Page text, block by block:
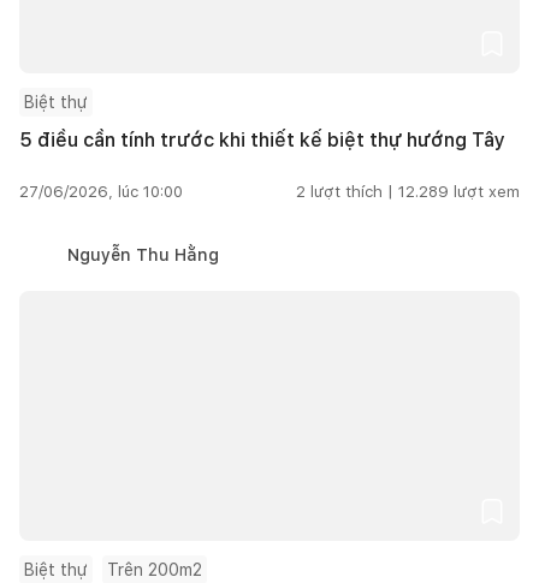
Biệt thự
5 điều cần tính trước khi thiết kế biệt thự hướng Tây
27/06/2026, lúc 10:00 2 lượt thích | 12.289 lượt xem
Nguyễn Thu Hằng
Biệt thự Trên 200m2